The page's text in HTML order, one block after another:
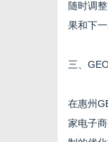
随时调
果和下一
三、
在惠州
家电子